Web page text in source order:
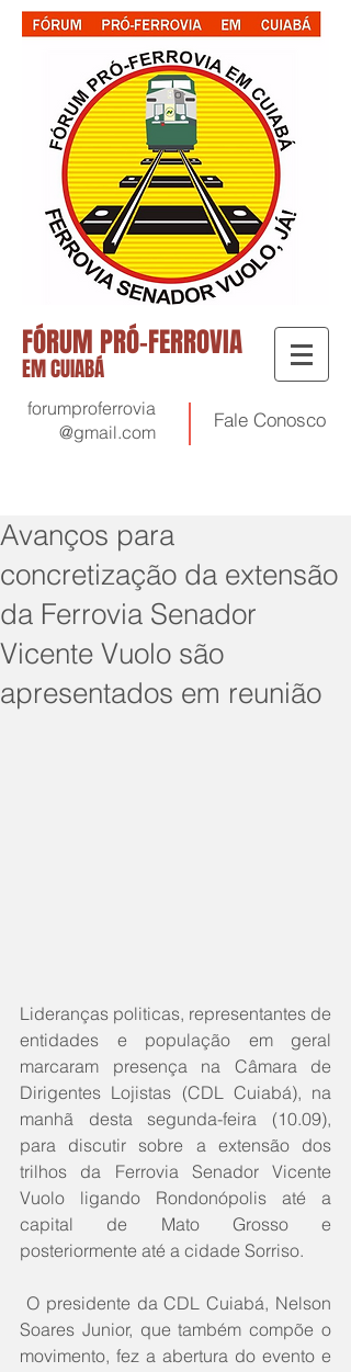
FÓRUM PRÓ-FERROVIA
EM CUIABÁ
forumproferrovia
@gmail.com
Fale Conosco
Avanços para
concretização da extensão
da Ferrovia Senador
Vicente Vuolo são
apresentados em reunião
Lideranças politicas, representantes de
entidades e população em geral
marcaram presença na Câmara de
Dirigentes Lojistas (CDL Cuiabá), na
manhã desta segunda-feira (10.09),
para discutir sobre a extensão dos
trilhos da Ferrovia Senador Vicente
Vuolo ligando Rondonópolis até a
capital de Mato Grosso e
posteriormente até a cidade Sorriso.
Soares Junior, que também compõe o
movimento, fez a abertura do evento e